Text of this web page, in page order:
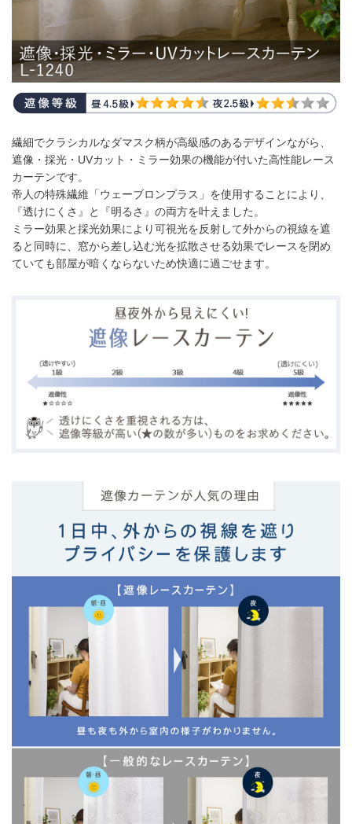
繊細でクラシカルなダマスク柄が高級感のあるデザインながら、
遮像・採光・UVカット・ミラー効果の機能が付いた高性能レース
カーテンです。
帝人の特殊繊維「ウェーブロンプラス」を使用することにより、
『透けにくさ』と『明るさ』の両方を叶えました。
ミラー効果と採光効果により可視光を反射して外からの視線を遮
ると同時に、窓から差し込む光を拡散させる効果でレースを閉め
ていても部屋が暗くならないため快適に過ごせます。